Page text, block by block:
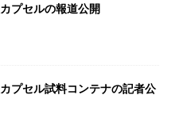
プセルの報道公開
プセル試料コンテナの記者公